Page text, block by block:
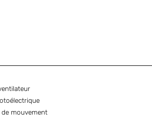
de mouvement